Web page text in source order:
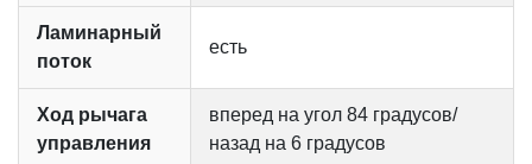
Ламинарный
поток
есть
Ход рычага
управления
вперед на угол 84 градусов/
назад на 6 градусов